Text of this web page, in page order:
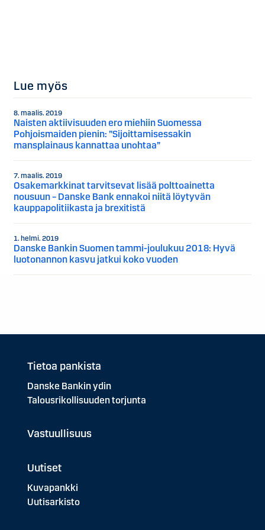
Lue myös
8. maalis. 2019
Naisten aktiivisuuden ero miehiin Suomessa
Pohjoismaiden pienin: ”Sijoittamisessakin
mansplainaus kannattaa unohtaa”
7. maalis. 2019
Osakemarkkinat tarvitsevat lisää polttoainetta
nousuun – Danske Bank ennakoi niitä löytyvän
kauppapolitiikasta ja brexitistä
1. helmi. 2019
Danske Bankin Suomen tammi-joulukuu 2018: Hyvä
luotonannon kasvu jatkui koko vuoden
Tietoa pankista
Danske Bankin ydin
Talousrikollisuuden torjunta
Vastuullisuus
Uutiset
Kuvapankki
Uutisarkisto